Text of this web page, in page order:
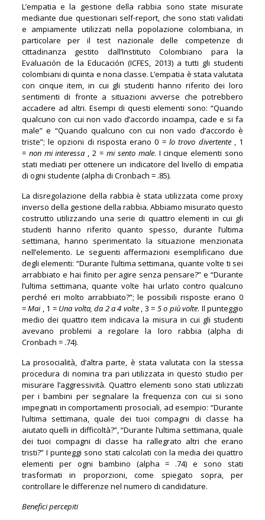
L’empatia e la gestione della rabbia sono state misurate
mediante due questionari self-report, che sono stati validati
e ampiamente utilizzati nella popolazione colombiana, in
particolare per il test nazionale delle competenze di
cittadinanza gestito dall’Instituto Colombiano para la
Evaluación de la Educación (ICFES, 2013) a tutti gli studenti
colombiani di quinta e nona classe. L’empatia è stata valutata
con cinque item, in cui gli studenti hanno riferito dei loro
sentimenti di fronte a situazioni avverse che potrebbero
accadere ad altri. Esempi di questi elementi sono: “Quando
qualcuno con cui non vado d’accordo inciampa, cade e si fa
male” e “Quando qualcuno con cui non vado d’accordo è
triste”; le opzioni di risposta erano 0 =lo trovo divertente, 1
= non mi interessa , 2 = mi sento male. I cinque elementi sono
stati mediati per ottenere un indicatore del livello di empatia
di ogni studente (alpha di Cronbach = .85).
La disregolazione della rabbia è stata utilizzata come proxy
inverso della gestione della rabbia. Abbiamo misurato questo
costrutto utilizzando una serie di quattro elementi in cui gli
studenti hanno riferito quanto spesso, durante l’ultima
settimana, hanno sperimentato la situazione menzionata
nell’elemento. Le seguenti affermazioni esemplificano due
degli elementi: “Durante l’ultima settimana, quante volte ti sei
arrabbiato e hai finito per agire senza pensare?” e “Durante
l’ultima settimana, quante volte hai urlato contro qualcuno
perché eri molto arrabbiato?”; le possibili risposte erano 0
=Mai, 1 = Una volta, da 2 a 4 volte, 3 = 5 o più volte. Il punteggio
medio dei quattro item indicava la misura in cui gli studenti
avevano problemi a regolare la loro rabbia (alpha di
Cronbach = .74).
La prosocialità, d’altra parte, è stata valutata con la stessa
procedura di nomina tra pari utilizzata in questo studio per
misurare l’aggressività. Quattro elementi sono stati utilizzati
per i bambini per segnalare la frequenza con cui si sono
impegnati in comportamenti prosociali, ad esempio: “Durante
l’ultima settimana, quale dei tuoi compagni di classe ha
aiutato quelli in difficoltà?”, “Durante l’ultima settimana, quale
dei tuoi compagni di classe ha rallegrato altri che erano
tristi?” I punteggi sono stati calcolati con la media dei quattro
elementi per ogni bambino (alpha = .74) e sono stati
trasformati in proporzioni, come spiegato sopra, per
controllare le differenze nel numero di candidature.
Benefici percepiti